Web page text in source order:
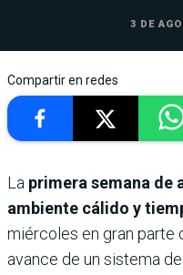
3 DE
Compartir en redes
La primera semana de
ambiente cálido y
miércoles en gran parte
avance de un sistema